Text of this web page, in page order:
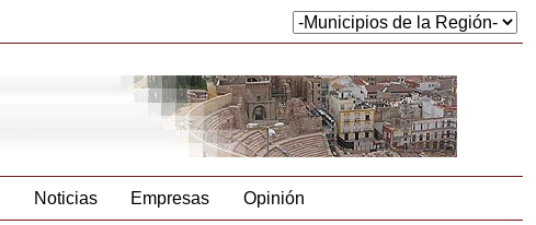
Noticias Empresas Opinión